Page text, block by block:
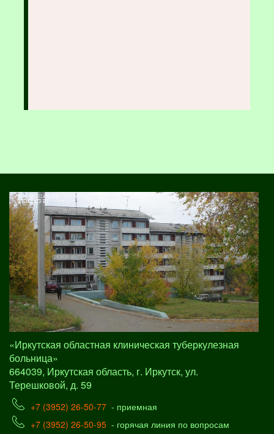
«Иркутская областная клиническая туберкулезная
больница»
664039, Иркутская область, г. Иркутск, ул.
Терешковой, д. 59
+7 (3952) 26-50-77 - приемная
+7 (3952) 26-50-95 - горячая линия по вопросам